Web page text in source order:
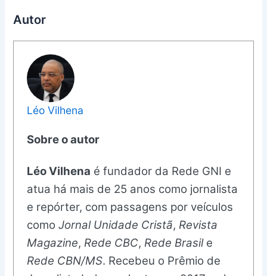
Autor
Léo Vilhena
Sobre o autor
Léo Vilhena é fundador da Rede GNI e
atua há mais de 25 anos como jornalista
e repórter, com passagens por veículos
comoJornal Unidade Cristã,Revista
Magazine,Rede CBC,Rede Brasile
Rede CBN/MS. Recebeu o Prêmio de